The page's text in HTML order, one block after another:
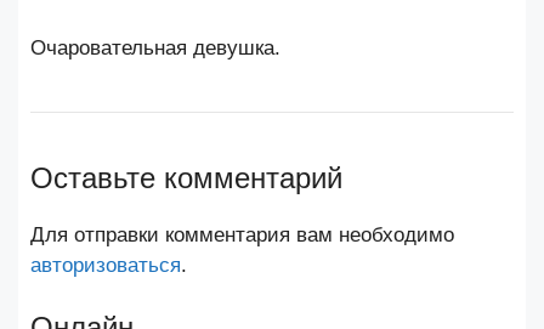
Очаровательная девушка.
Оставьте комментарий
Для отправки комментария вам необходимо
авторизоваться.